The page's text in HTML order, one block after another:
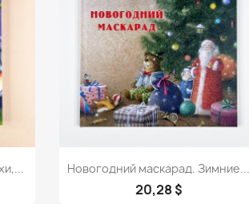
Просмотр
Новогодний маскарад. Зимние...
20,28 $